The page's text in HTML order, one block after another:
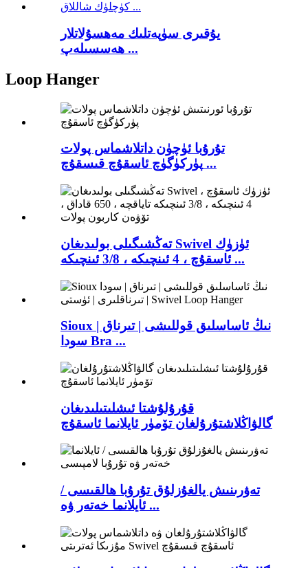
يۇقىرى سۈپەتلىك مەھسۇلاتلار
ھەسسىلەپ ...
Loop Hanger
تۇرۇبا ئۈچۈن داتلاشماس پولات
پۈركۈگۈچ ئاسقۇچ قىسقۇچ ...
تەڭشىگىلى بولىدىغان Swivel ئۈزۈك
ئاسقۇچ ، 4 ئىنچىكە ، 3/8 ئىنچىكە ...
Sioux نىڭ ئاساسلىق قوللىشى | تىرناق |
سودا Bra ...
قۇرۇلۇشتا ئىشلىتىلىدىغان
گالۋاڭلاشتۇرۇلغان تۆمۈر ئايلانما ئاسقۇچ
تەۋرىنىش يالغۇزلۇق تۇرۇبا ھالقىسى /
ئايلانما خەتەر ۋە ...